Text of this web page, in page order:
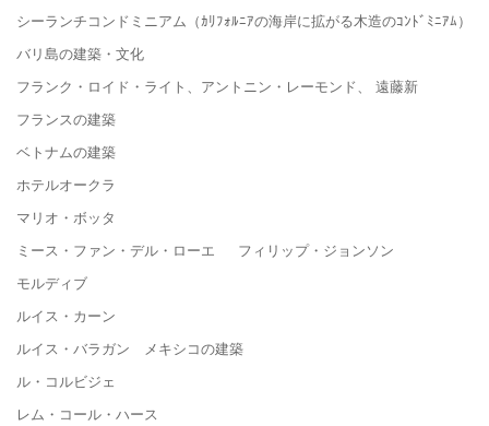
シーランチコンドミニアム（ｶﾘﾌｫﾙﾆｱの海岸に拡がる木造のｺﾝﾄﾞﾐﾆｱﾑ）
バリ島の建築・文化
フランク・ロイド・ライト、アントニン・レーモンド、 遠藤新
フランスの建築
ベトナムの建築
ホテルオークラ
マリオ・ボッタ
ミース・ファン・デル・ローエ フィリップ・ジョンソン
モルディブ
ルイス・カーン
ルイス・バラガン メキシコの建築
ル・コルビジェ
レム・コール・ハース